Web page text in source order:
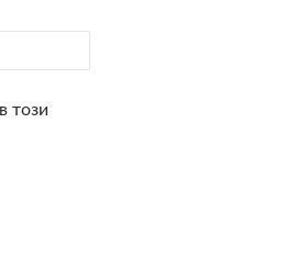
този